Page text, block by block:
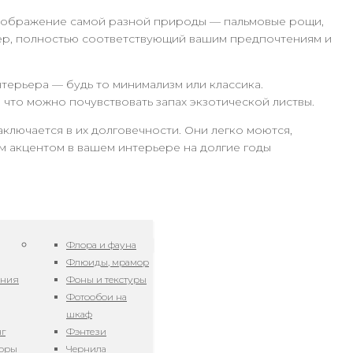
Флора и фауна
Флюиды, мрамор
Фоны и текстуры
Фотообои на
шкаф
Фэнтези
Чернила
самой разной природы — пальмовые рощи,
полностью соответствующий вашим предпочтениям и
— будь то минимализм или классика.
можно почувствовать запах экзотической листвы.
в их долговечности. Они легко моются,
акцентом в вашем интерьере на долгие годы